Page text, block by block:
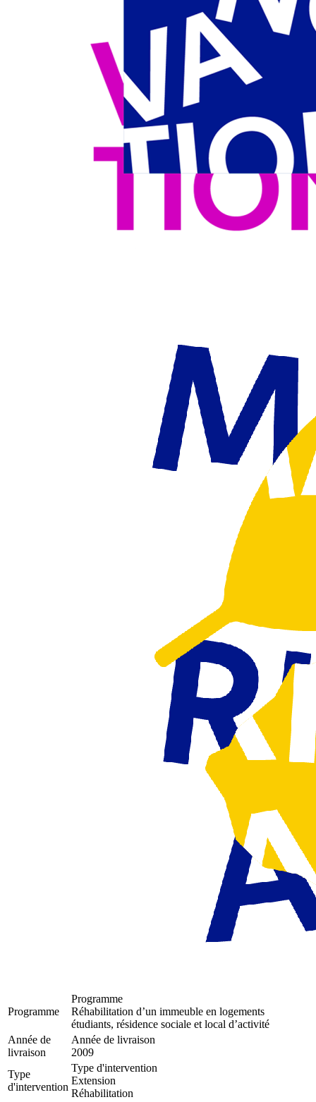
Programme
Programme
Réhabilitation d’un immeuble en logements
étudiants, résidence sociale et local d’activité
Année de
livraison
Année de livraison
2009
Type
d'intervention
Type d'intervention
Extension
Réhabilitation